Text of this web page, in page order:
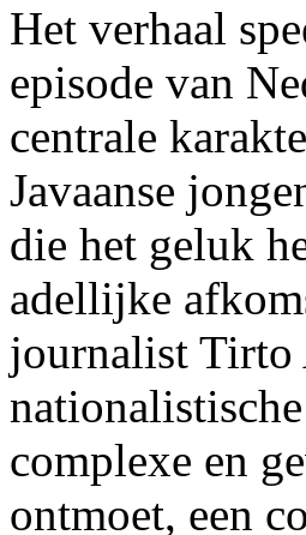
Het verhaal
episode van
centrale
Javaanse
die het geluk
adellijke
journalist Tirto
complexe en
ontmoet, een